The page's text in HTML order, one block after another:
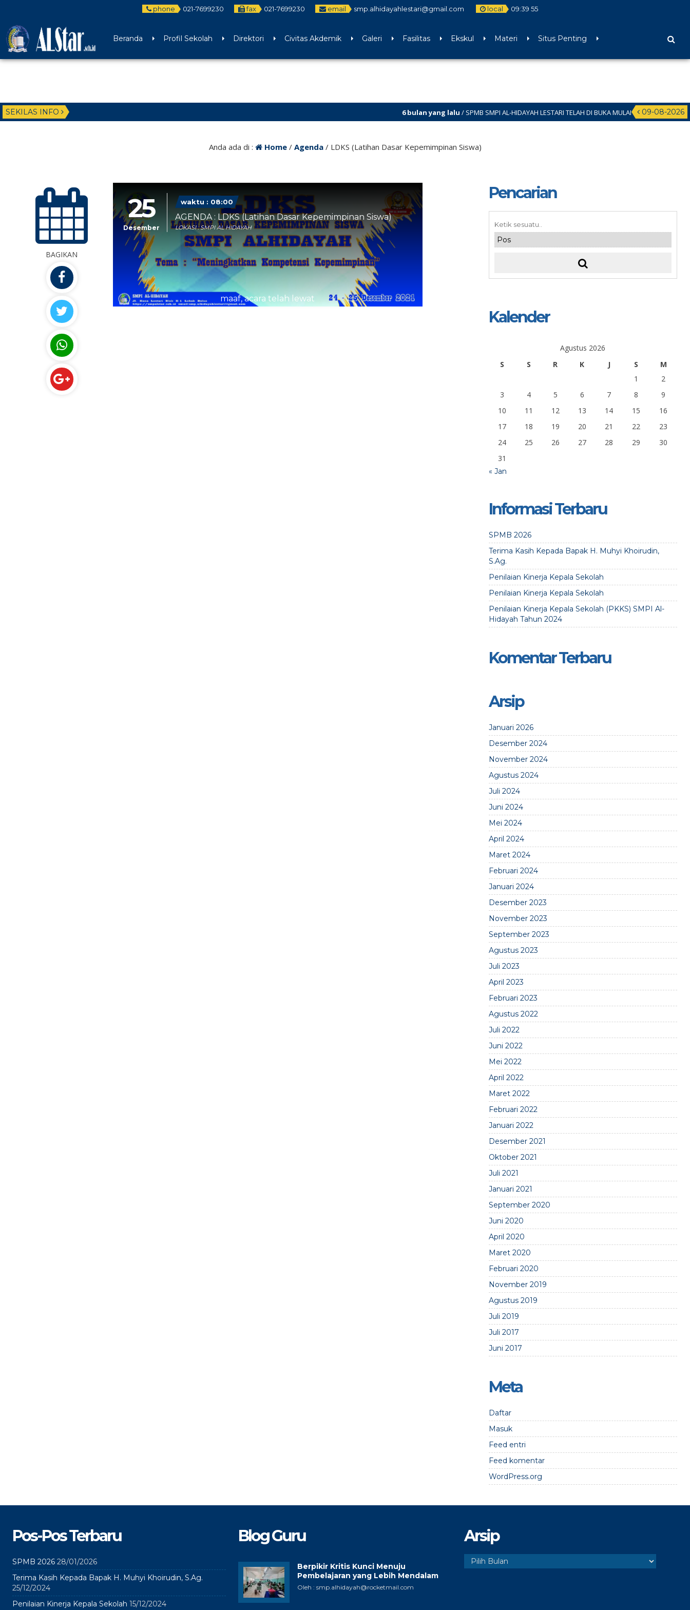
phone 021-7699230 fax 021-7699230 email smp.alhidayahlestari@gmail.com local 09:39 56
Beranda Profil Sekolah Direktori Civitas Akdemik Galeri Fasilitas Ekskul Materi Situs Penting
SEKILAS INFO 09-08-2026
6 bulan yang lalu/ SPMB SMPI AL-HIDAYAH LESTARI TELAH DI BUKA MULAI BULAN JANUARI – JUNI 2026
Anda ada di : Home/ Agenda/ LDKS (Latihan Dasar Kepemimpinan Siswa)
BAGIKAN
25
Desember
waktu : 08:00
AGENDA : LDKS (Latihan Dasar Kepemimpinan Siswa)
LOKASI : SMPI AL HIDAYAH
maaf, acara telah lewat
Pencarian
Kalender
Agustus 2026
S
S R K J S
M
1
2
3
4 5 6 7 8
9
10
11 12 13 14 15
16
17
18 19 20 21 22
23
24
25 26 27 28 29
30
31
« Jan
Informasi Terbaru
SPMB 2026
Terima Kasih Kepada Bapak H. Muhyi Khoirudin,
S.Ag.
Penilaian Kinerja Kepala Sekolah
Penilaian Kinerja Kepala Sekolah
Penilaian Kinerja Kepala Sekolah (PKKS) SMPI Al-
Hidayah Tahun 2024
Komentar Terbaru
Arsip
Januari 2026
Desember 2024
November 2024
Agustus 2024
Juli 2024
Juni 2024
Mei 2024
April 2024
Maret 2024
Februari 2024
Januari 2024
Desember 2023
November 2023
September 2023
Agustus 2023
Juli 2023
April 2023
Februari 2023
Agustus 2022
Juli 2022
Juni 2022
Mei 2022
April 2022
Maret 2022
Februari 2022
Januari 2022
Desember 2021
Oktober 2021
Juli 2021
Januari 2021
September 2020
Juni 2020
April 2020
Maret 2020
Februari 2020
November 2019
Agustus 2019
Juli 2019
Juli 2017
Juni 2017
Meta
Daftar
Masuk
Feed entri
Feed komentar
WordPress.org
Pos-Pos Terbaru
SPMB 2026 28/01/2026
Terima Kasih Kepada Bapak H. Muhyi Khoirudin, S.Ag.
25/12/2024
Penilaian Kinerja Kepala Sekolah 15/12/2024
Blog Guru
Berpikir Kritis Kunci Menuju
Pembelajaran yang Lebih Mendalam
Oleh : smp.alhidayah@rocketmail.com
Arsip
Arsip